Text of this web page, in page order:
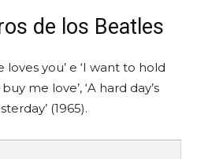
de los Beatles
loves you’ e ‘I want to hold
me love’, ‘A hard day’s
(1965).